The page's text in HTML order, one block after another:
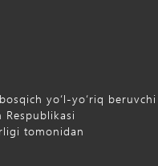
yo‘l-yo‘riq beruvchi
Respublikasi
tomonidan